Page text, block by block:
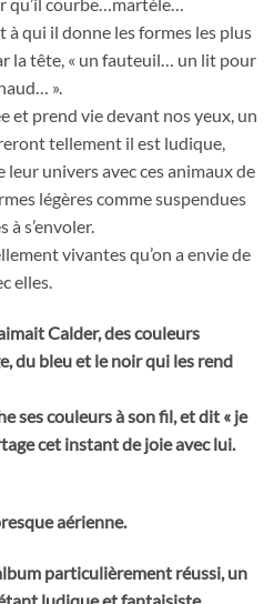
qui il donne les formes les plus
la tête, « un fauteuil… un lit pour
».
et prend vie devant nos yeux, un
tellement il est ludique,
univers avec ces animaux de
légères comme suspendues
s’envoler.
vivantes qu’on a envie de
elles.
Calder, des couleurs
du bleu et le noir qui les rend
ses couleurs à son fil, et dit « je
cet instant de joie avec lui.
aérienne.
particulièrement réussi, un